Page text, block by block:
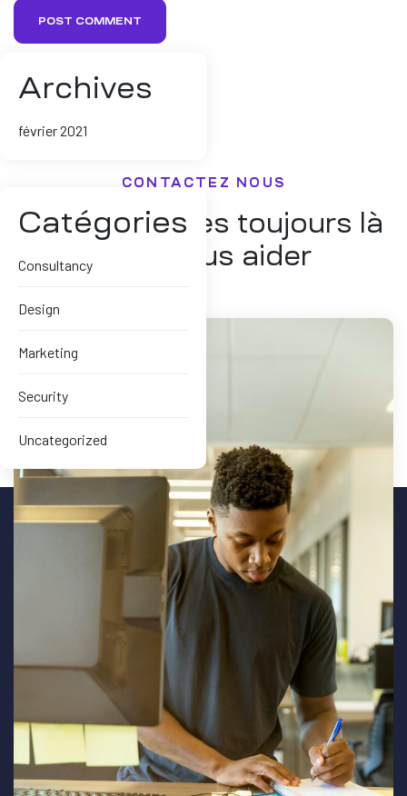
POST COMMENT
Archives
février 2021
Catégories
Consultancy
Design
Marketing
Security
Uncategorized
Nous sommes toujours là
pour vous aider
CONTACTEZ NOUS